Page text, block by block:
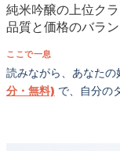
純米吟醸の上位ク
品質と価格のバラ
ここで一息
読みながら、あなたの
分・無料) で、自分の